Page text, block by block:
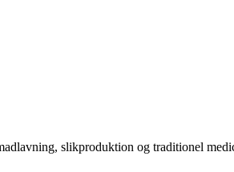
slikproduktion og traditionel